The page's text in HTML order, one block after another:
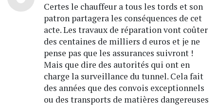
Certes le chauffeur a tous les tords et son
patron partagera les conséquences de cet
acte. Les travaux de réparation vont coûter
des centaines de milliers d euros et je ne
pense pas que les assurances suivront !
Mais que dire des autorités qui ont en
charge la surveillance du tunnel. Cela fait
des années que des convois exceptionnels
ou des transports de matières dangereuses